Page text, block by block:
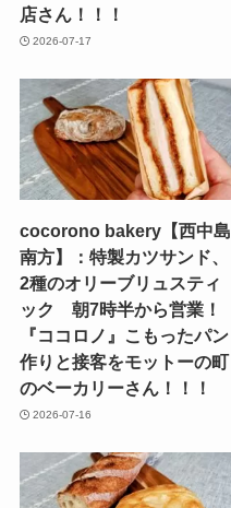
店さん！！！
2026-07-17
cocorono bakery【西中島
南方】：特製カツサンド、
2種のオリーブリュスティ
ック 朝7時半から営業！
『ココロノ』こもったパン
作りと接客をモットーの町
のベーカリーさん！！！
2026-07-16